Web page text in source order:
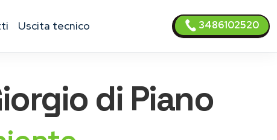
uscita tecnico 3486102520
di Piano